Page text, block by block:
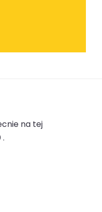
na tej
.